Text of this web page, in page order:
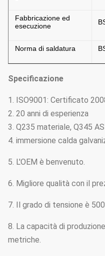
Fabbricazione ed
esecuzione
Norma di saldatura
Specificazione
1. ISO9001: Certificato
2. 20 anni di esperienza
3. Q235 materiale, Q345
4. immersione calda
5. L'OEM è benvenuto.
6. Migliore qualità con il
7. Il grado di tensione è
8. La capacità di
metriche.